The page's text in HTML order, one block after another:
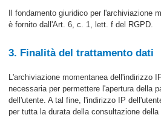
Il fondamento giuridico per l'archiviazione
è fornito dall'Art. 6, c. 1, lett. f del RGPD.
3. Finalità del trattamento dati
L'archiviazione momentanea dell'indirizzo
necessaria per permettere l'apertura della
dell'utente. A tal fine, l'indirizzo IP
per tutta la durata della consultazione della